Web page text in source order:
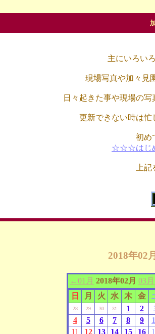
主にいろい
現場写真や加々見
日々起きた事や現場の
更新できない時は忙
初め
☆☆☆はじ
上
2018年02
←01月 2018年02月 03
日
月 火 水 木 金
28 29 30 31 1 2
4
5 6 7 8 9
11
12 13 14 15 16